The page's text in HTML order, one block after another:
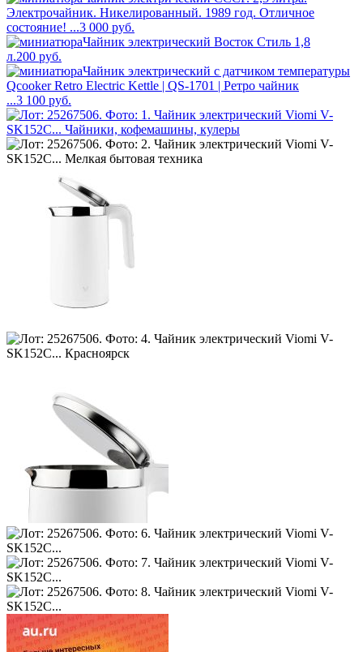
Электрочайник. Никелированный. 1989 год. Отличное
состояние! ...3 000 руб.
Чайник электрический Восток Стиль 1,8
л.200 руб.
Чайник электрический с датчиком температуры
Qcooker Retro Electric Kettle | QS-1701 | Ретро чайник
...3 100 руб.